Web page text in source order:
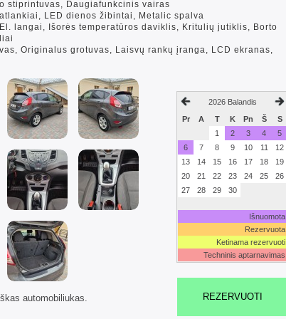
stiprintuvas, Daugiafunkcinis vairas
LED dienos žibintai, Metalic spalva
langai, Išorės temperatūros daviklis, Kritulių jutiklis, Borto
Originalus grotuvas, Laisvų rankų įranga, LCD ekranas,
automobiliukas.
2026 Balandis
Pr
A T K Pn Š
S
1
2 3 4
5
6
7 8 9 10 11
12
13
14 15 16 17 18
19
20
21 22 23 24 25
26
27
28 29 30
Išnuomota
Rezervuota
Ketinama rezervuoti
Techninis aptarnavimas
REZERVUOTI